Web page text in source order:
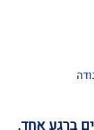
ברגע אחד.